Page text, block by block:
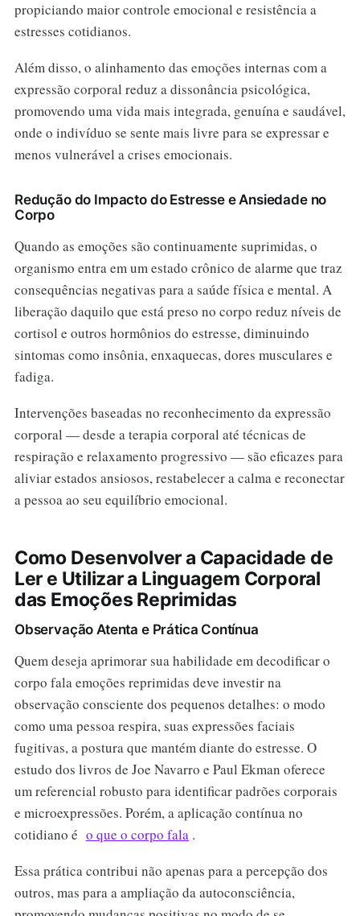
propiciando maior controle emocional e resistência a
estresses cotidianos.
Além disso, o alinhamento das emoções internas com a
expressão corporal reduz a dissonância psicológica,
promovendo uma vida mais integrada, genuína e saudável,
onde o indivíduo se sente mais livre para se expressar e
menos vulnerável a crises emocionais.
Redução do Impacto do Estresse e Ansiedade no
Corpo
Quando as emoções são continuamente suprimidas, o
organismo entra em um estado crônico de alarme que traz
consequências negativas para a saúde física e mental. A
liberação daquilo que está preso no corpo reduz níveis de
cortisol e outros hormônios do estresse, diminuindo
sintomas como insônia, enxaquecas, dores musculares e
fadiga.
Intervenções baseadas no reconhecimento da expressão
corporal — desde a terapia corporal até técnicas de
respiração e relaxamento progressivo — são eficazes para
aliviar estados ansiosos, restabelecer a calma e reconectar
a pessoa ao seu equilíbrio emocional.
Como Desenvolver a Capacidade de
Ler e Utilizar a Linguagem Corporal
das Emoções Reprimidas
Observação Atenta e Prática Contínua
Quem deseja aprimorar sua habilidade em decodificar o
corpo fala emoções reprimidas deve investir na
observação consciente dos pequenos detalhes: o modo
como uma pessoa respira, suas expressões faciais
fugitivas, a postura que mantém diante do estresse. O
estudo dos livros de Joe Navarro e Paul Ekman oferece
um referencial robusto para identificar padrões corporais
e microexpressões. Porém, a aplicação contínua no
cotidiano é o que o corpo fala.
Essa prática contribui não apenas para a percepção dos
outros, mas para a ampliação da autoconsciência,